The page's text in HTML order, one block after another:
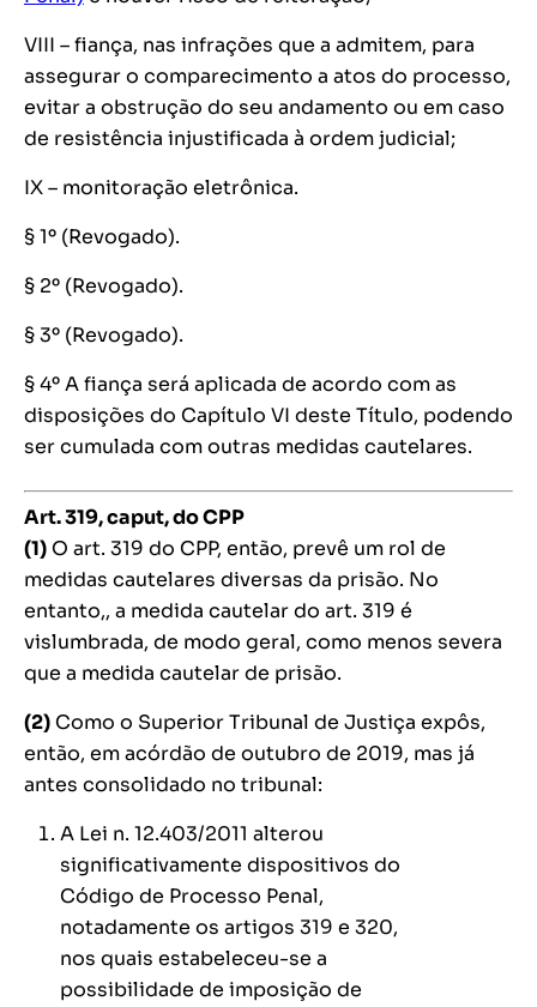
VIII – fiança, nas infrações que a admitem, para
assegurar o comparecimento a atos do processo,
evitar a obstrução do seu andamento ou em caso
de resistência injustificada à ordem judicial;
IX – monitoração eletrônica.
§ 1º (Revogado).
§ 2º (Revogado).
§ 3º (Revogado).
§ 4º A fiança será aplicada de acordo com as
disposições do Capítulo VI deste Título, podendo
ser cumulada com outras medidas cautelares.
Art. 319,caput, do CPP
(1) O art. 319 do CPP, então, prevê um rol de
medidas cautelares diversas da prisão. No
entanto,, a medida cautelar do art. 319 é
vislumbrada, de modo geral, como menos severa
que a medida cautelar de prisão.
(2) Como o Superior Tribunal de Justiça expôs,
então, em acórdão de outubro de 2019, mas já
antes consolidado no tribunal:
A Lei n. 12.403/2011 alterou
significativamente dispositivos do
Código de Processo Penal,
notadamente os artigos 319 e 320,
nos quais estabeleceu-se a
possibilidade de imposição de